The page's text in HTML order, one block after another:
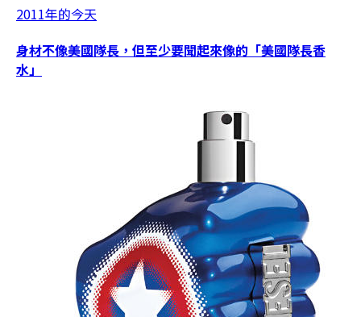
2011年的今天
身材不像美國隊長，但至少要聞起來像的「美國隊長香
水」